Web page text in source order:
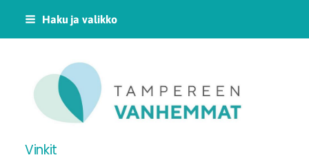
Siirry
Haku ja valikko
Tampereen
Vinkit